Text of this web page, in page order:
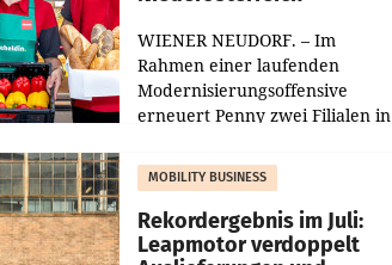
WIENER NEUDORF. – Im
Rahmen einer laufenden
Modernisierungsoffensive
erneuert Penny zwei Filialen in
Die beiden Standorte liegen in
Haag sowie im rund
MOBILITY BUSINESS
Rekordergebnis im Juli:
Leapmotor verdoppelt